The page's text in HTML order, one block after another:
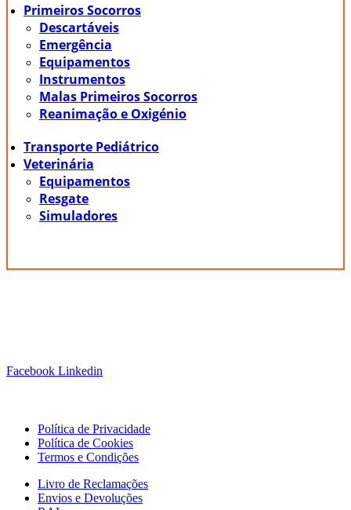
Primeiros Socorros
Descartáveis
Emergência
Equipamentos
Instrumentos
Malas Primeiros Socorros
Reanimação e Oxigénio
Transporte Pediátrico
Veterinária
Equipamentos
Resgate
Simuladores
Facebook Linkedin
Política de Privacidade
Política de Cookies
Termos e Condições
Livro de Reclamações
Envios e Devoluções